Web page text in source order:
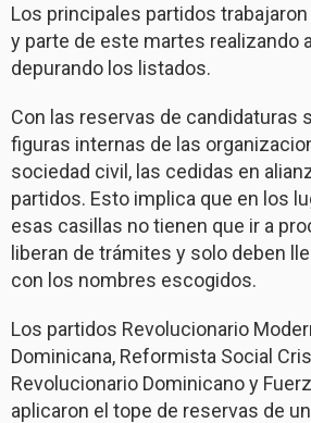
Los principales partidos
y parte de este martes realizando
depurando los listados.
Con las reservas de candidaturas
figuras internas de las
sociedad civil, las cedidas en
partidos. Esto implica que en los
esas casillas no tienen que ir a
liberan de trámites y solo deben
con los nombres escogidos.
Los partidos Revolucionario
Dominicana, Reformista Social
Revolucionario Dominicano y
aplicaron el tope de reservas de